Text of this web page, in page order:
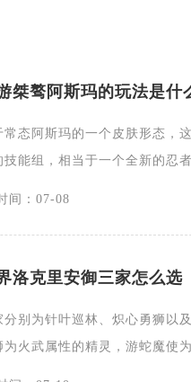
桀骜阿斯玛的玩法是什
常态阿斯玛的一个皮肤形态，
技能组，相当于一个全新的忍
间：07-08
洛克里安御三家怎么选
别为针叶巡林、炽心勇狮以
为火武属性的精灵，游蛇魔使